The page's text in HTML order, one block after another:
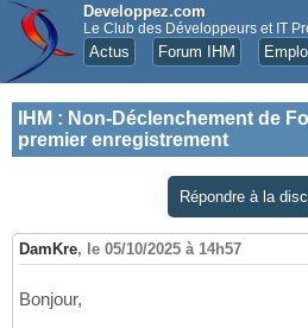
Developpez.com
Le Club des Développeurs et IT
Actus Forum IHM
IHM : Non-Déclenchement de
premier enregistrement
Répondre à la
DamKre, le 05/10/2025 à 14h57
Bonjour,